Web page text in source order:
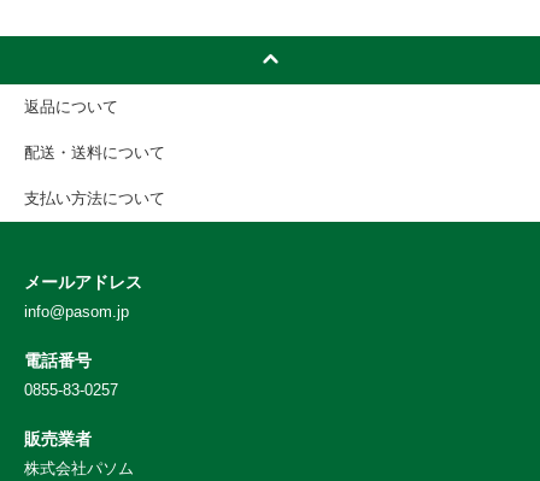
返品について
配送・送料について
支払い方法について
メールアドレス
info@pasom.jp
電話番号
0855-83-0257
販売業者
株式会社パソム